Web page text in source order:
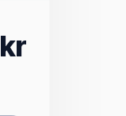
kr